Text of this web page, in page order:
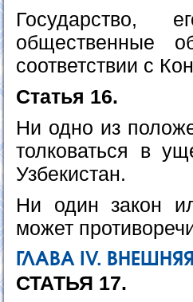
Государство,
общественные
соответствии с
Статья 16.
Ни одно из
толковаться в
Узбекистан.
Ни один закон
может
ГЛАВА IV.
СТАТЬЯ 17.